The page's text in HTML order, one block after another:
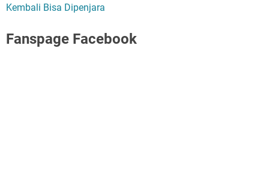
Kembali Bisa Dipenjara
Fanspage Facebook